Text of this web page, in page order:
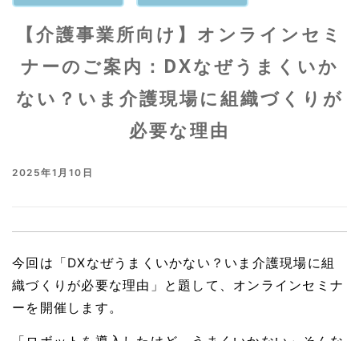
【介護事業所向け】オンラインセミ
ナーのご案内：DXなぜうまくいか
ない？いま介護現場に組織づくりが
必要な理由
2025年1月10日
今回は「DXなぜうまくいかない？いま介護現場に組
織づくりが必要な理由」と題して、オンラインセミナ
ーを開催します。